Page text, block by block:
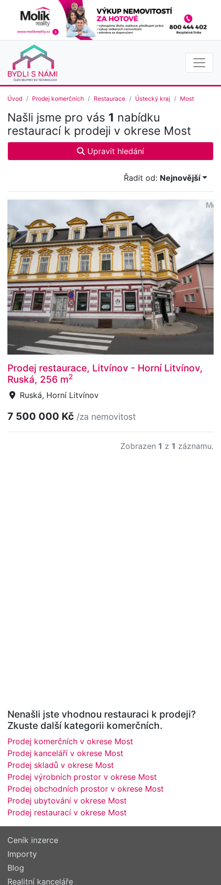
Úvod Prodej komerčních Restaurace Ústecký kraj Most
Našli jsme pro vás 1 nabídku
restaurací k prodeji v okrese Most
Upravit hledání
Řadit od: Nejnovější
Prodej restaurace, Litvínov - Horní Litvínov,
Ruská, 256 m2
Ruská, Horní Litvínov
7 500 000 Kč /za nemovitost
Zobrazen 1 z 1 záznamu.
Nenašli jste vhodnou restauraci k prodeji?
Zkuste další kategorii komerčních.
Prodej komerčních v okrese Most
Prodej kanceláří v okrese Most
Prodej skladů v okrese Most
Prodej výrobních prostor v okrese Most
Prodej obchodních prostor v okrese Most
Prodej ubytování v okrese Most
Prodej restaurací v okrese Most
Ceník inzerce
Importy
Blog
Realitní kanceláře